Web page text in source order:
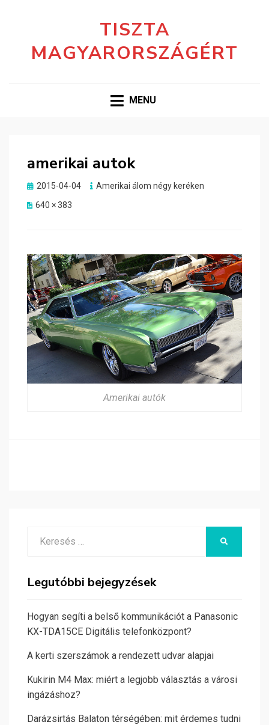
TISZTA
MAGYARORSZÁGÉRT
MENU
amerikai autok
Posted
2015-04-04
Amerikai álom négy keréken
640 × 383
Amerikai autók
Legutóbbi bejegyzések
Hogyan segíti a belső kommunikációt a Panasonic
KX-TDA15CE Digitális telefonközpont?
A kerti szerszámok a rendezett udvar alapjai
Kukirin M4 Max: miért a legjobb választás a városi
ingázáshoz?
Darázsirtás Balaton térségében: mit érdemes tudni